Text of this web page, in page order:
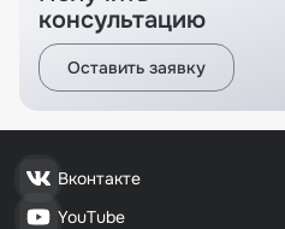
консультацию
Оставить заявку
Вконтакте
YouTube